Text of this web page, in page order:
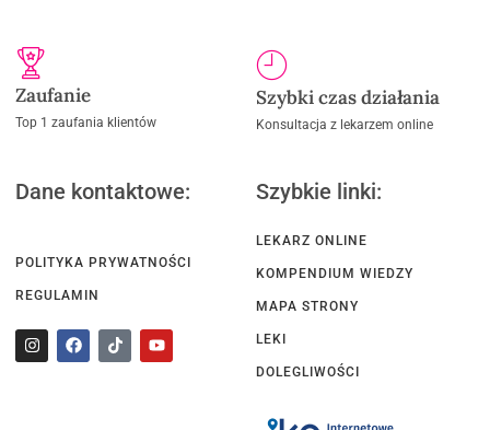
Zaufanie
Top 1 zaufania klientów
Szybki czas działania
Konsultacja z lekarzem online
Dane kontaktowe:
POLITYKA PRYWATNOŚCI
REGULAMIN
Szybkie linki:
LEKARZ ONLINE
KOMPENDIUM WIEDZY
MAPA STRONY
LEKI
DOLEGLIWOŚCI